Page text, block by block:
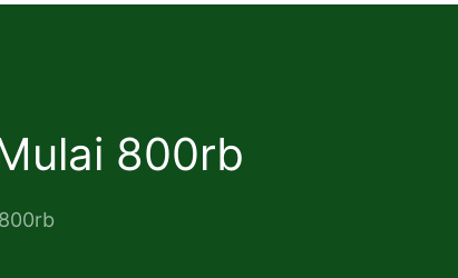
800rb